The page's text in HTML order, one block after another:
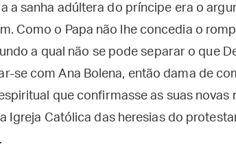
a sanha adúltera do príncipe era o
Como o Papa não lhe concedia o
a qual não se pode separar o que
se com Ana Bolena, então dama de
que confirmasse as suas novas
Igreja Católica das heresias do